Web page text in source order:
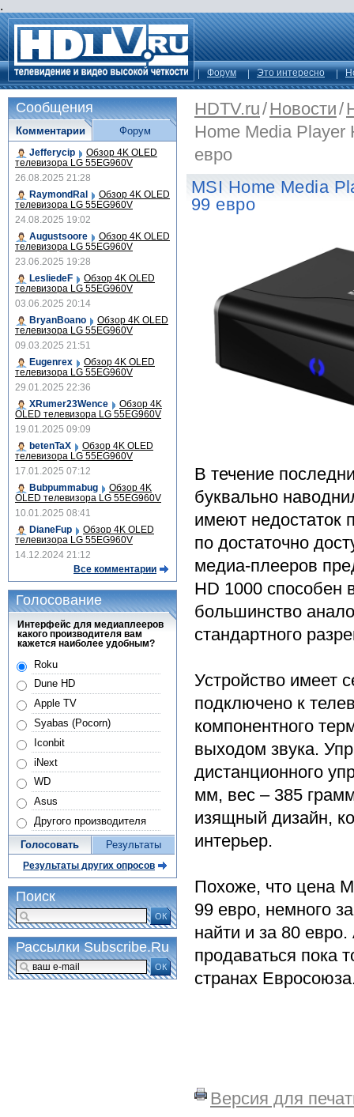
.
Форум Это интересно
HDTV.ru/Новости/
Home Media Player
евро
MSI Home Media
99 евро
В течение
буквально
имеют недостаток
по достаточно
медиа-плееров
HD 1000 способен
большинство
стандартного
Устройство имеет
подключено к
компонентного
выходом звука.
дистанционного
мм, вес – 385
изящный дизайн,
интерьер.
Похоже, что цена
99 евро, немного
найти и за 80
продаваться пока
странах
Версия для
Сообщения
Комментарии
Jefferycip Обзор 4K OLED
телевизора LG 55EG960V
26.08.2025 21:28
RaymondRal
Обзор 4K OLED
телевизора LG 55EG960V
24.08.2025 19:02
Augustsoore
Обзор 4K OLED
телевизора LG 55EG960V
23.06.2025 19:28
LesliedeF
Обзор 4K OLED
телевизора LG 55EG960V
03.06.2025 20:14
BryanBoano
Обзор 4K OLED
телевизора LG 55EG960V
09.03.2025 21:51
Eugenrex
Обзор 4K OLED
телевизора LG 55EG960V
29.01.2025 22:36
XRumer23Wence
Обзор 4K
OLED телевизора LG 55EG960V
19.01.2025 09:09
betenTaX
Обзор 4K OLED
телевизора LG 55EG960V
17.01.2025 07:12
Bubpummabug
Обзор 4K
OLED телевизора LG 55EG960V
10.01.2025 08:41
DianeFup
Обзор 4K OLED
телевизора LG 55EG960V
14.12.2024 21:12
Все комментарии
Форум
Голосование
Интерфейс для медиаплееров
какого производителя вам
кажется наиболее удобным?
Roku
Dune HD
Apple TV
Syabas (Pocorn)
Iconbit
iNext
WD
Asus
Другого производителя
Голосовать Результаты
Результаты других опросов
Поиск
ОК
Рассылки Subscribe.Ru
ОК